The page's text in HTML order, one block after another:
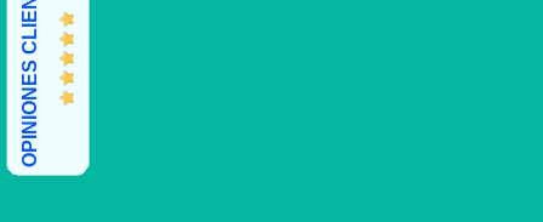
OPINIONES CLIENTES